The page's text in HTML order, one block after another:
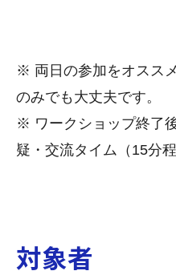
※ 両日の参加をオスス
のみでも大丈夫です。
※ ワークショップ終了
疑・交流タイム（15分
対象者